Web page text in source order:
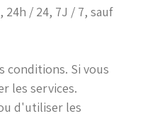
/ 24, 7J / 7, sauf
conditions. Si vous
les services.
d'utiliser les